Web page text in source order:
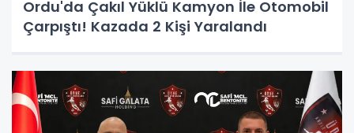
Ordu'da Çakıl Yüklü Kamyon İle Otomobil
Çarpıştı! Kazada 2 Kişi Yaralandı